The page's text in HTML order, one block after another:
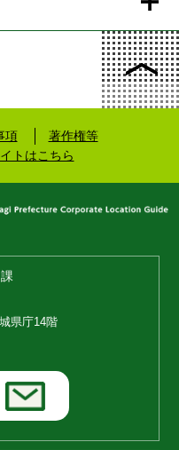
項
著作権等
トはこちら
県庁14階